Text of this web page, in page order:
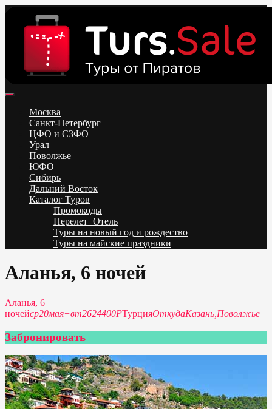
content
Низкие цены на путевки 3-7-10 ночей все включено, отдых на
море. Распродажа экскурсионных и горнолыжных туров.
Обновление каждый день. Официальный сайт Тур Сейл
Москва
Санкт-Петербург
ЦФО и СЗФО
Урал
Поволжье
ЮФО
Сибирь
Дальний Восток
Каталог Туров
Промокоды
Перелет+Отель
Туры на новый год и рождество
Туры на майские праздники
Аланья, 6 ночей
Аланья, 6
ночейср20мая+вт2624400PТурцияОткудаКазань, Поволжье
Забронировать